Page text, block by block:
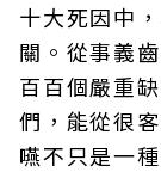
十大死因中
關。從事義
百百個嚴重
們，能從很
嚥不只是一